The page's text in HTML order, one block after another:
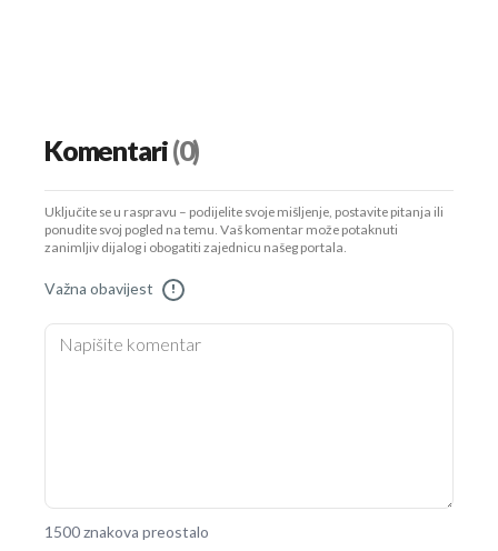
Komentari(0)
Uključite se u raspravu – podijelite svoje mišljenje, postavite pitanja ili
ponudite svoj pogled na temu. Vaš komentar može potaknuti
zanimljiv dijalog i obogatiti zajednicu našeg portala.
Važna obavijest !
1500 znakova preostalo